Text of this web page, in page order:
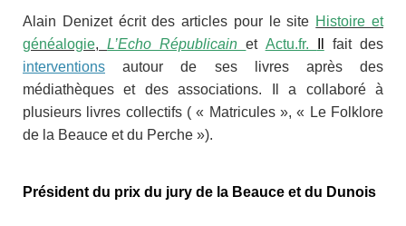
Alain Denizet écrit des articles pour le site Histoire et
généalogie,L’Echo Républicainet Actu.fr.
fait des
interventions autour de ses livres après des
médiathèques et des associations. Il a collaboré à
plusieurs livres collectifs ( « Matricules », « Le Folklore
de la Beauce et du Perche »).
Président du prix du jury de la Beauce et du Dunois